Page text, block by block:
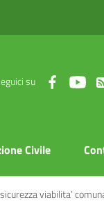
su
Civile
viabilita’